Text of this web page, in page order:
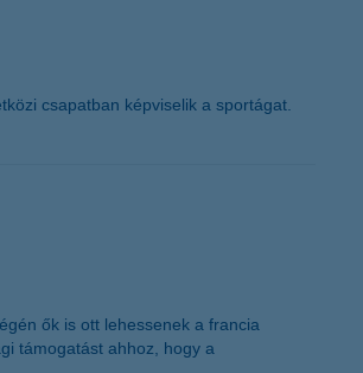
csapatban képviselik a sportágat.
ők is ott lehessenek a francia
támogatást ahhoz, hogy a